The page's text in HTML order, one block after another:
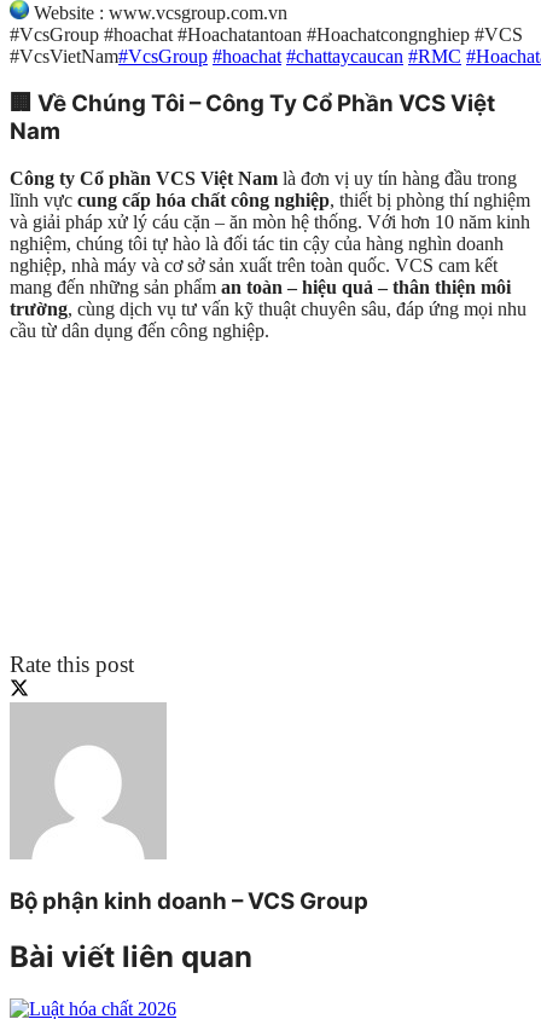
Website : www.vcsgroup.com.vn
#VcsGroup #hoachat #Hoachatantoan #Hoachatcongnghiep #VCS
#VcsVietNam#VcsGroup #hoachat #chattaycaucan #RMC
🏢 Về Chúng Tôi – Công Ty Cổ Phần VCS Việt
Nam
Công ty Cổ phần VCS Việt Nam là đơn vị uy tín hàng đầu trong
lĩnh vực cung cấp hóa chất công nghiệp, thiết bị phòng thí nghiệm
và giải pháp xử lý cáu cặn – ăn mòn hệ thống. Với hơn 10 năm kinh
nghiệm, chúng tôi tự hào là đối tác tin cậy của hàng nghìn doanh
nghiệp, nhà máy và cơ sở sản xuất trên toàn quốc. VCS cam kết
mang đến những sản phẩm an toàn – hiệu quả – thân thiện môi
trường, cùng dịch vụ tư vấn kỹ thuật chuyên sâu, đáp ứng mọi nhu
cầu từ dân dụng đến công nghiệp.
Rate this post
Bộ phận kinh doanh – VCS Group
Bài viết liên quan